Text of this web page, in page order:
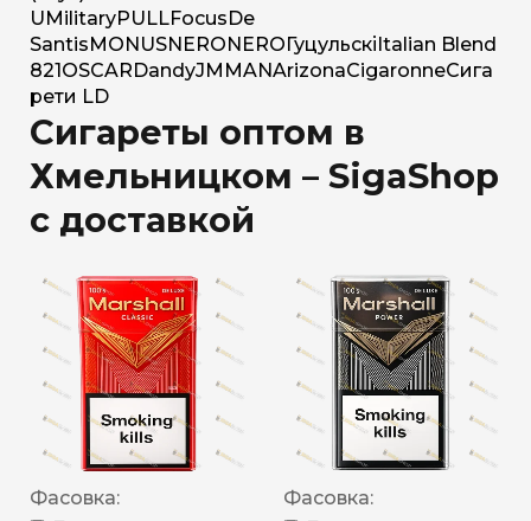
U MilitaryPULLFocus De
Santis MONUSNERO NERO Гуцульскі Italian Blend
821 OSCAR DandyJM MANArizonaCigaronneСига
рети LD
Сигареты оптом в
Хмельницком – SigaShop
с доставкой
Фасовка:
Фасовка: